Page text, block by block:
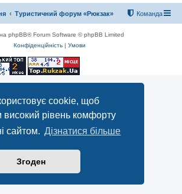
cookie, щоб
високий рівень комфорту
сайтом. Дізнатися більше
Згоден
Туристичний форум «Рюкзак» Команда
phpBB® Forum Software © phpBB Limited
Конфіденційність | Умови